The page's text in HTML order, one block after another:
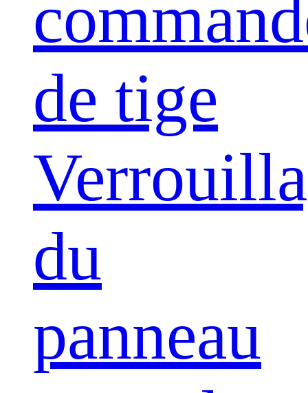
de tige
du
panneau